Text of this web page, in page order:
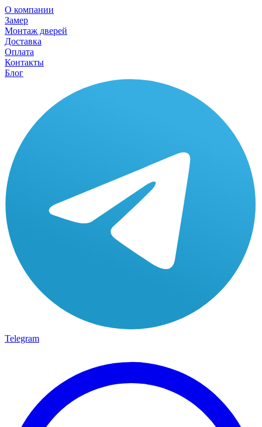
О компании
Замер
Монтаж дверей
Доставка
Оплата
Контакты
Блог
Telegram